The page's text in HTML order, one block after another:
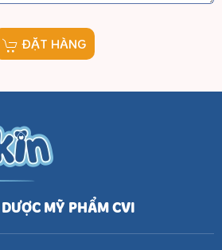
ĐẶT HÀNG
MỸ PHẨM CVI